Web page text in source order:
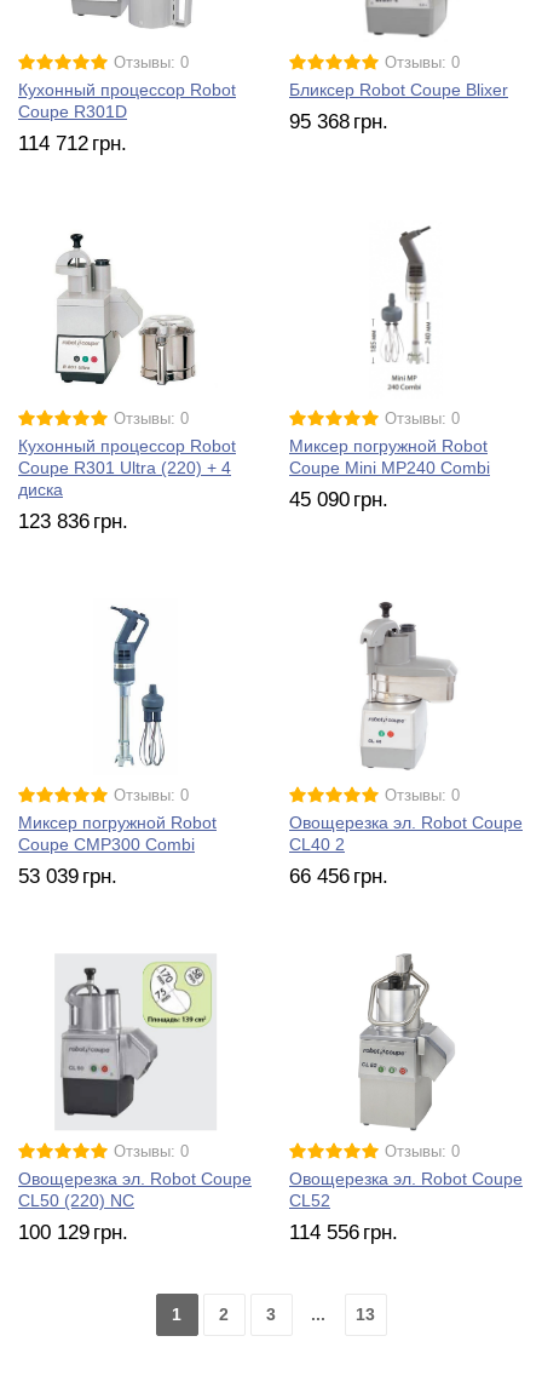
Отзывы: 0
Кухонный процессор Robot
Coupe R301D
114 712 грн.
Отзывы: 0
Бликсер Robot Coupe Blixer
95 368 грн.
Отзывы: 0
Кухонный процессор Robot
Coupe R301 Ultra (220) + 4
диска
123 836 грн.
Отзывы: 0
Миксер погружной Robot
Coupe Mini MP240 Combi
45 090 грн.
Отзывы: 0
Миксер погружной Robot
Coupe CMP300 Combi
53 039 грн.
Отзывы: 0
Овощерезка эл. Robot Coupe
CL40 2
66 456 грн.
Отзывы: 0
Овощерезка эл. Robot Coupe
CL50 (220) NC
100 129 грн.
Отзывы: 0
Овощерезка эл. Robot Coupe
CL52
114 556 грн.
1 2 3 ... 13